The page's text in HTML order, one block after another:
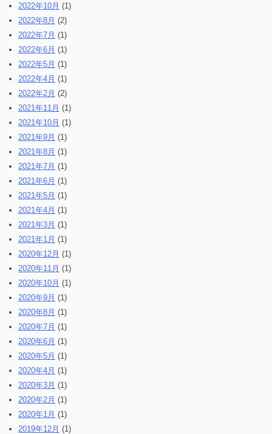
2022年10月 (1)
2022年8月 (2)
2022年7月 (1)
2022年6月 (1)
2022年5月 (1)
2022年4月 (1)
2022年2月 (2)
2021年11月 (1)
2021年10月 (1)
2021年9月 (1)
2021年8月 (1)
2021年7月 (1)
2021年6月 (1)
2021年5月 (1)
2021年4月 (1)
2021年3月 (1)
2021年1月 (1)
2020年12月 (1)
2020年11月 (1)
2020年10月 (1)
2020年9月 (1)
2020年8月 (1)
2020年7月 (1)
2020年6月 (1)
2020年5月 (1)
2020年4月 (1)
2020年3月 (1)
2020年2月 (1)
2020年1月 (1)
2019年12月 (1)